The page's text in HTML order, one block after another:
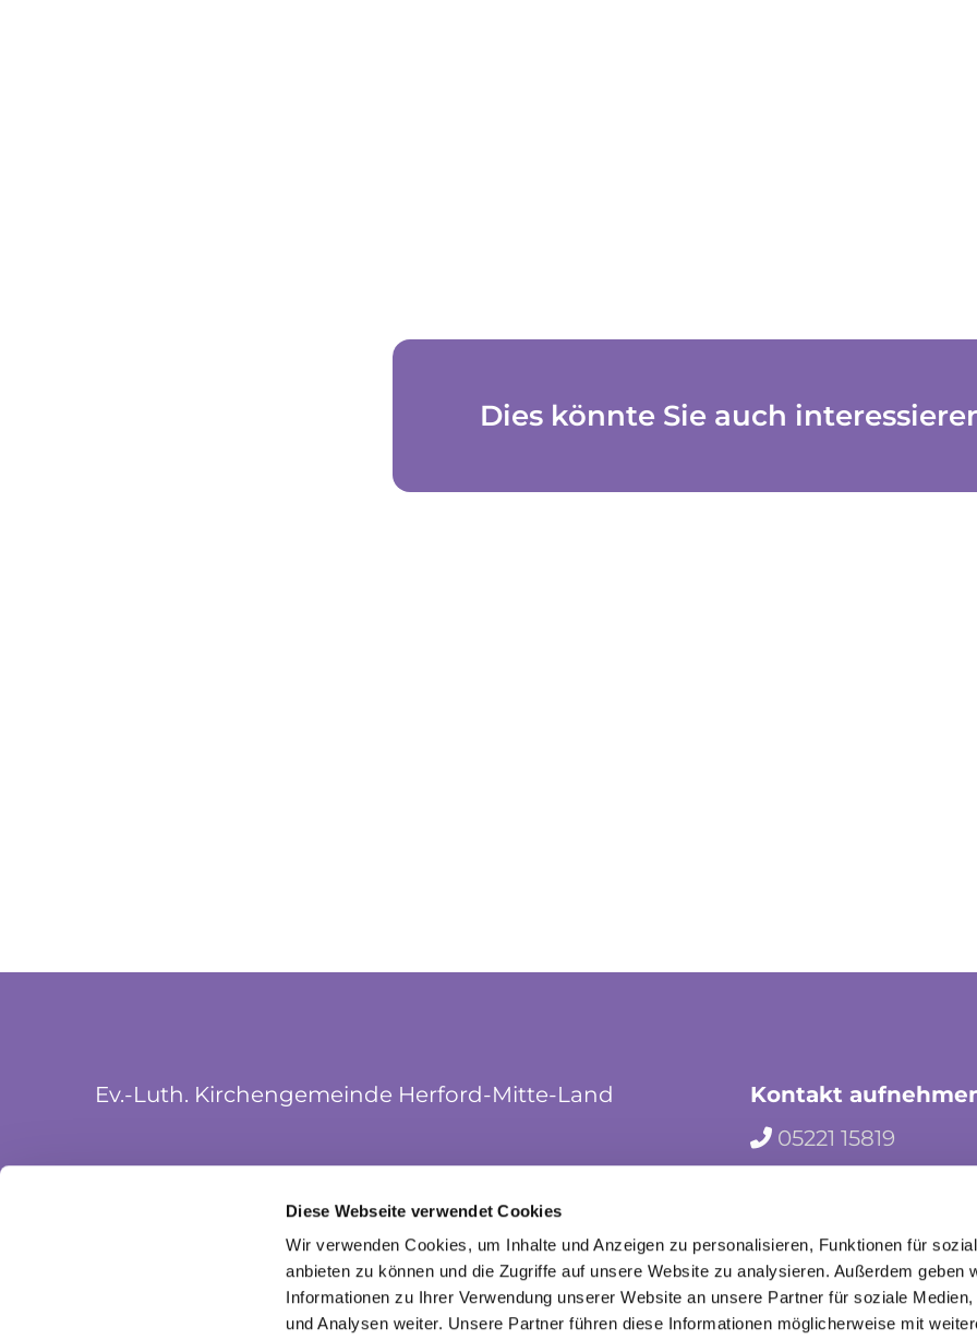
Diese Webseite verwendet Cookies
Wir verwenden Cookies, um Inhalte und Anzeigen zu personalisieren, Funktionen für
anbieten zu können und die Zugriffe auf unsere Website zu analysieren. Außerdem geben
Informationen zu Ihrer Verwendung unserer Website an unsere Partner für soziale Medien,
und Analysen weiter. Unsere Partner führen diese Informationen möglicherweise mit
Dies könnte Sie auch
Ev.-Luth. Kirchengemeinde Herford-Mitte-Land Kontakt
 05221 15819